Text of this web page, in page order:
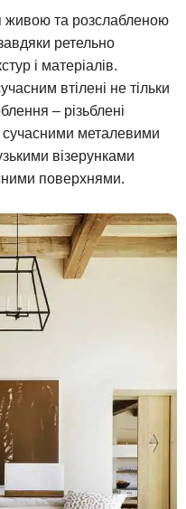
живою та розслабленою
ретельно
і матеріалів.
втілені не тільки
– різьблені
сучасними металевими
візерунками
поверхнями.